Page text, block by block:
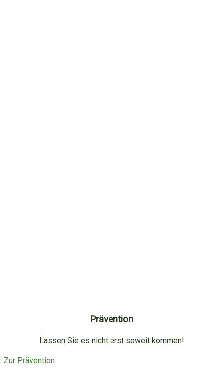
Prävention
Lassen Sie es nicht erst soweit kommen!
Zur Prävention